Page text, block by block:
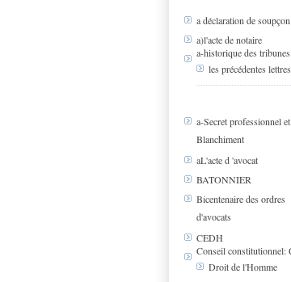
a déclaration de soupçon
a)l'acte de notaire
a-historique des tribunes
les précédentes lettres
a-Secret professionnel et
Blanchiment
aL'acte d 'avocat
BATONNIER
Bicentenaire des ordres
d'avocats
CEDH
Conseil constitutionnel:
Droit de l'Homme